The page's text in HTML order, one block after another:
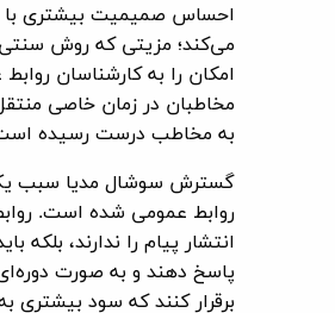
احساس صمیمیت بیشتری با
می‌کند؛ مزیتی که روش
امکان را به کارشناسان
مخاطبان در زمان خاصی
به مخاطب درست رسیده است و
گسترش سوشال مدیا سبب یک
روابط عمومی شده است.
انتشار پیام را ندارند، بلکه
پاسخ دهند و به صورت
برقرار کنند که سود